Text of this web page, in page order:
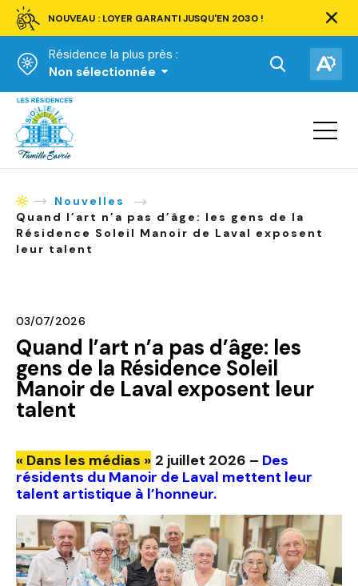
NOUVEAU : LOYER GARANTI JUSQU'EN 2030 !
barre
Résidence la plus près :
Non sélectionnée
Ouvrir
la
recherche.
la
Accueil
Ouvrir
la
AccueilNouvelles
Quand l’art n’a pas d’âge: les gens de la
Résidence Soleil Manoir de Laval exposent
leur talent
03/07/2026
Quand l’art n’a pas d’âge: les
gens de la Résidence Soleil
Manoir de Laval exposent leur
talent
« Dans les médias » 2 juillet 2026 – Des
résidents du Manoir de Laval mettent leur
talent artistique à l’honneur.